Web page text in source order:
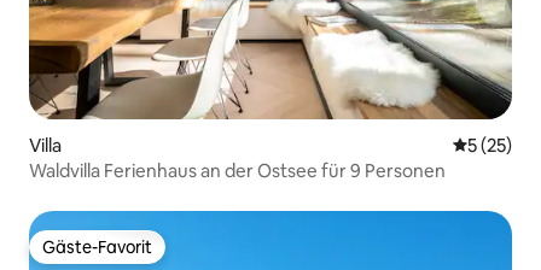
Villa
5 (25)
Waldvilla Ferienhaus an der Ostsee für 9 Personen
Gäste-Favorit
Gäste-Favorit